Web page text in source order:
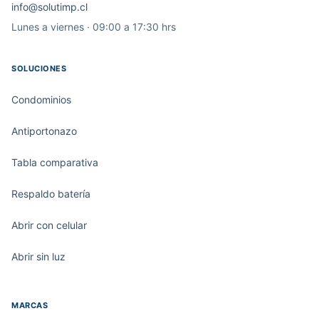
info@solutimp.cl
Lunes a viernes · 09:00 a 17:30 hrs
SOLUCIONES
Condominios
Antiportonazo
Tabla comparativa
Respaldo batería
Abrir con celular
Abrir sin luz
MARCAS